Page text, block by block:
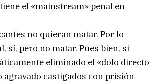
el «mainstream» penal en
no quieran matar. Por lo
sí, pero no matar. Pues bien, si
eliminado el «dolo directo
agravado castigados con prisión